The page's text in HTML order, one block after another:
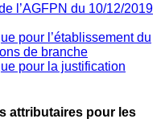
l’AGFPN du 10/12/2019
pour l’établissement du
de branche
pour la justification
attributaires pour les